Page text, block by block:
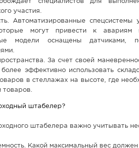
специалистов для
участия.
Автоматизированные
могут привести к авариям
модели оснащены датчиками,
За счет своей
эффективно использовать
в стеллажах на высоте, где
товаров.
штабелер?
штабелера важно учитывать
Какой максимальный вес